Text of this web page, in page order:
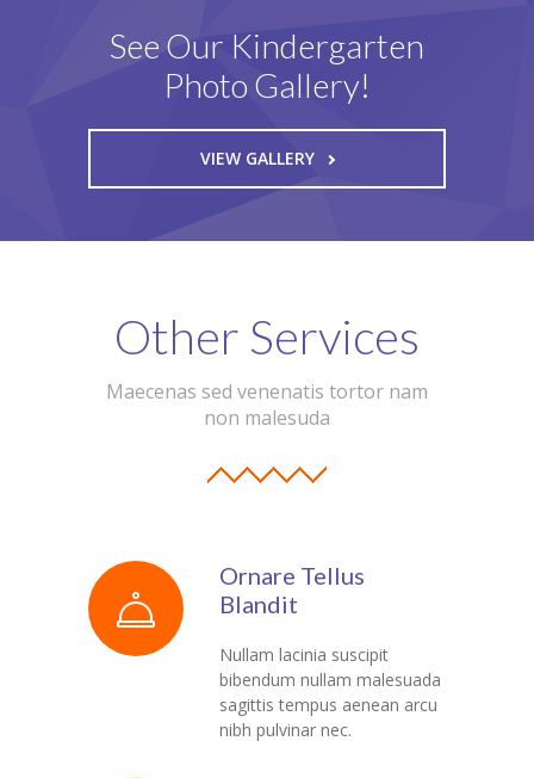
See Our Kindergarten
Photo Gallery!
VIEW GALLERY
Other Services
Maecenas sed venenatis tortor nam
non malesuda
Ornare Tellus
Blandit
Nullam lacinia suscipit
bibendum nullam malesuada
sagittis tempus aenean arcu
nibh pulvinar nec.